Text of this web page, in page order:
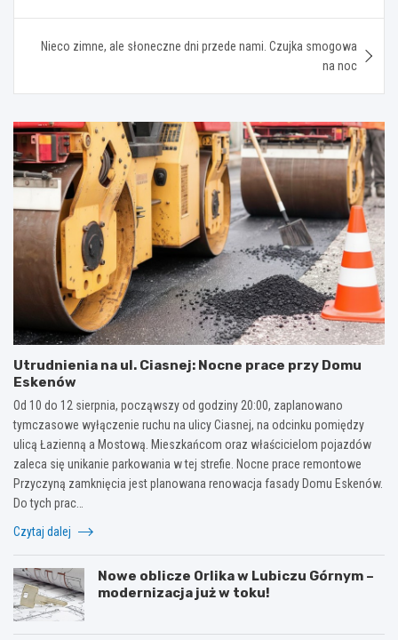
Nieco zimne, ale słoneczne dni przede nami. Czujka smogowa
na noc
Utrudnienia na ul. Ciasnej: Nocne prace przy Domu
Eskenów
Od 10 do 12 sierpnia, począwszy od godziny 20:00, zaplanowano
tymczasowe wyłączenie ruchu na ulicy Ciasnej, na odcinku pomiędzy
ulicą Łazienną a Mostową. Mieszkańcom oraz właścicielom pojazdów
zaleca się unikanie parkowania w tej strefie. Nocne prace remontowe
Przyczyną zamknięcia jest planowana renowacja fasady Domu Eskenów.
Do tych prac…
Czytaj dalej
Nowe oblicze Orlika w Lubiczu Górnym –
modernizacja już w toku!